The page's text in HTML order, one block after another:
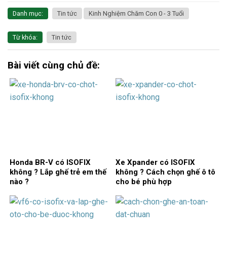
Danh mục: Tin tức Kinh Nghiệm Chăm Con 0 - 3 Tuổi
Từ khóa: Tin tức
Bài viết cùng chủ đề:
Honda BR-V có ISOFIX
không ? Lắp ghế trẻ em thế
nào ?
Xe Xpander có ISOFIX
không ? Cách chọn ghế ô tô
cho bé phù hợp